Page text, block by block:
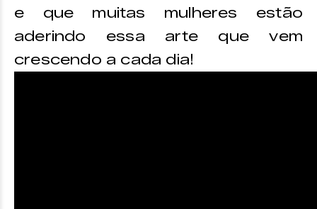
e que muitas mulheres estão
aderindo essa arte que vem
crescendo a cada dia!